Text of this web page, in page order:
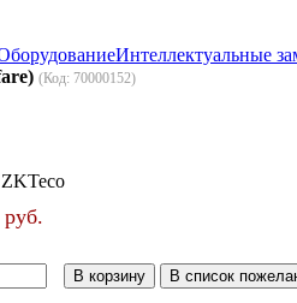
Интеллектуальные
(Код: 70000152)
ZKTeco